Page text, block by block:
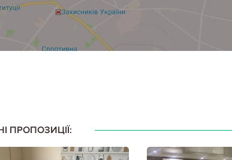
ПРОПОЗИЦІЇ: